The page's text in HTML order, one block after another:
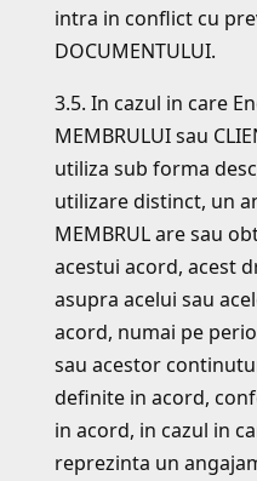
intra in conflict cu
DOCUMENTULUI.
3.5. In cazul in care
MEMBRULUI sau
utiliza sub forma
utilizare distinct, un
MEMBRUL are sau
acestui acord, acest
asupra acelui sau
acord, numai pe
sau acestor
definite in acord,
in acord, in cazul in
reprezinta un